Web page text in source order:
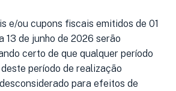
e/ou cupons fiscais emitidos de 01
13 de junho de 2026 serão
certo de que qualquer período
período de realização
para efeitos de